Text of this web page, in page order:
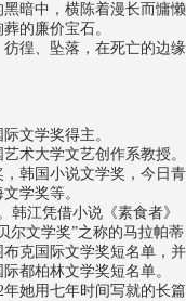
暗中，横陈着漫长而慵懒
的廉价宝石。
徨、坠落，在死亡的边缘
文学奖得主。
术大学文艺创作系教授。
韩国小说文学奖，今日青
学奖等。
韩江凭借小说《素食者》
尔文学奖”之称的马拉帕蒂
克国际文学奖短名单，并
都柏林文学奖短名单。
她用七年时间写就的长篇